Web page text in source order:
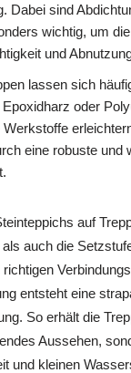
Dabei sind
wichtig, um
und
lassen sich
oder
eine robuste und
auf
auch die
entsteht eine
So erhält die
Aussehen,
und kleinen